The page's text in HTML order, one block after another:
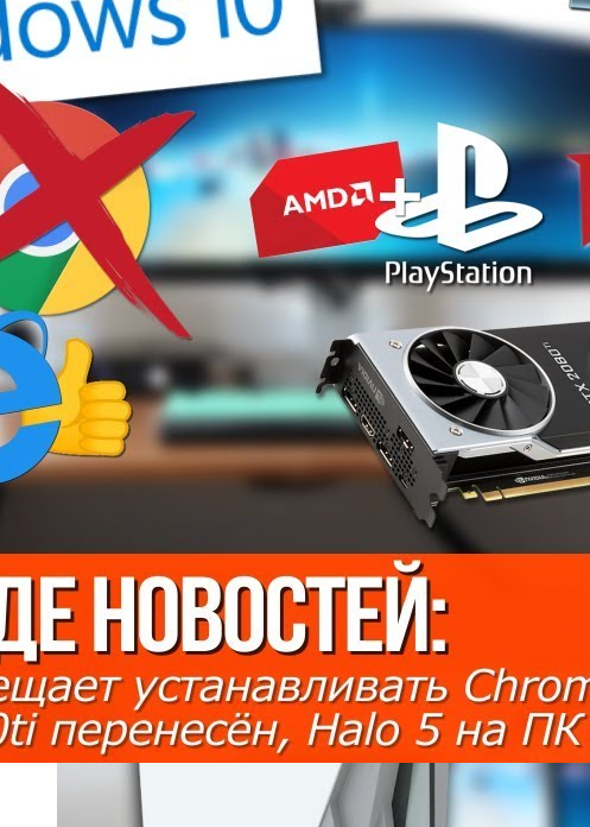
Apple замедляет айфоны, сверхбыстрый SSD за 2000$ от
Corsair и выход PUBG из раннего доступа.